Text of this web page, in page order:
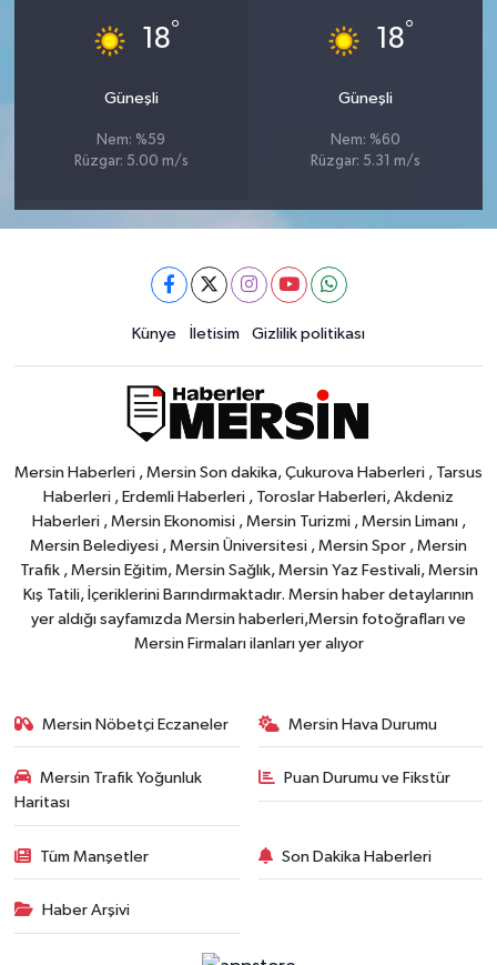
18°
Güneşli
Nem: %59
Rüzgar: 5.00 m/s
18°
Güneşli
Nem: %60
Rüzgar: 5.31 m/s
Künye İletisim Gizlilik politikası
Mersin Haberleri , Mersin Son dakika, Çukurova Haberleri , Tarsus
Haberleri , Erdemli Haberleri , Toroslar Haberleri, Akdeniz
Haberleri , Mersin Ekonomisi , Mersin Turizmi , Mersin Limanı ,
Mersin Belediyesi , Mersin Üniversitesi , Mersin Spor , Mersin
Trafik , Mersin Eğitim, Mersin Sağlık, Mersin Yaz Festivali, Mersin
Kış Tatili, İçeriklerini Barındırmaktadır. Mersin haber detaylarının
yer aldığı sayfamızda Mersin haberleri,Mersin fotoğrafları ve
Mersin Firmaları ilanları yer alıyor
Mersin Nöbetçi Eczaneler Mersin Hava Durumu
Mersin Trafik Yoğunluk
Haritası
Puan Durumu ve Fikstür
Tüm Manşetler Son Dakika Haberleri
Haber Arşivi